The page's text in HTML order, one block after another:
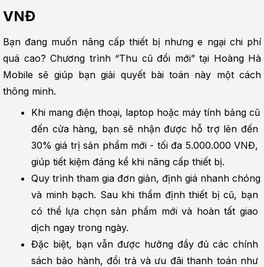
VNĐ
Bạn đang muốn nâng cấp thiết bị nhưng e ngại chi phí
quá cao? Chương trình “Thu cũ đổi mới” tại Hoàng Hà
Mobile sẽ giúp bạn giải quyết bài toán này một cách
thông minh.
Khi mang điện thoại, laptop hoặc máy tính bảng cũ
đến cửa hàng, bạn sẽ nhận được hỗ trợ lên đến
30% giá trị sản phẩm mới - tối đa 5.000.000 VNĐ,
giúp tiết kiệm đáng kể khi nâng cấp thiết bị.
Quy trình tham gia đơn giản, định giá nhanh chóng
và minh bạch. Sau khi thẩm định thiết bị cũ, bạn
có thể lựa chọn sản phẩm mới và hoàn tất giao
dịch ngay trong ngày.
Đặc biệt, bạn vẫn được hưởng đầy đủ các chính
sách bảo hành, đổi trả và ưu đãi thanh toán như